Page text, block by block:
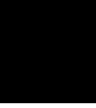
de privacidad